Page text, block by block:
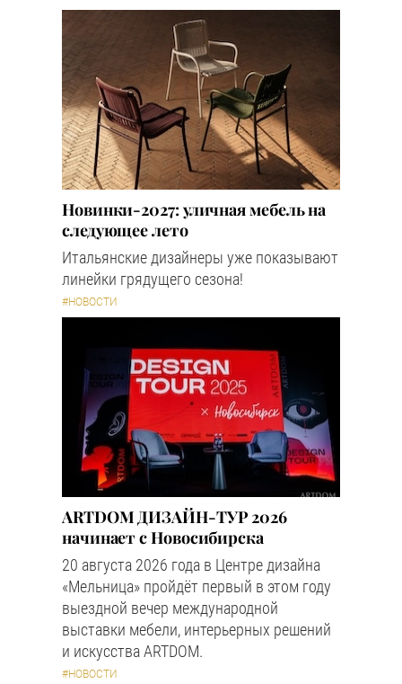
Новинки-2027: уличная мебель на
следующее лето
Итальянские дизайнеры уже показывают
линейки грядущего сезона!
#НОВОСТИ
ARTDOM ДИЗАЙН-ТУР 2026
начинает с Новосибирска
20 августа 2026 года в Центре дизайна
«Мельница» пройдёт первый в этом году
выездной вечер международной
выставки мебели, интерьерных решений
и искусства ARTDOM.
#НОВОСТИ